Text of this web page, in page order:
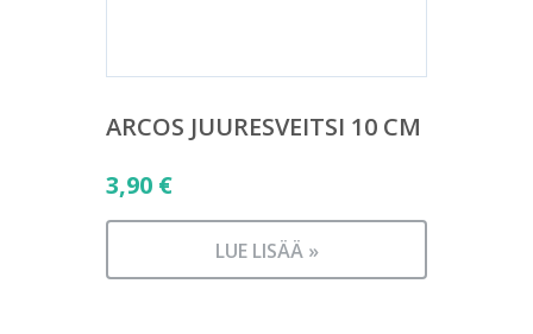
ARCOS JUURESVEITSI 10 CM
3,90 €
LUE LISÄÄ »